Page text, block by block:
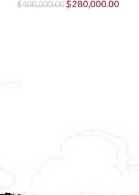
$400,000.00El
$280,000.00El